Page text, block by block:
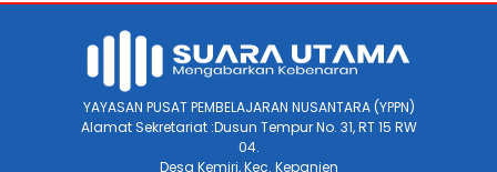
YAYASAN PUSAT PEMBELAJARAN NUSANTARA (YPPN)
Alamat Sekretariat :Dusun Tempur No. 31, RT 15 RW
04.
Desa Kemiri, Kec. Kepanjen